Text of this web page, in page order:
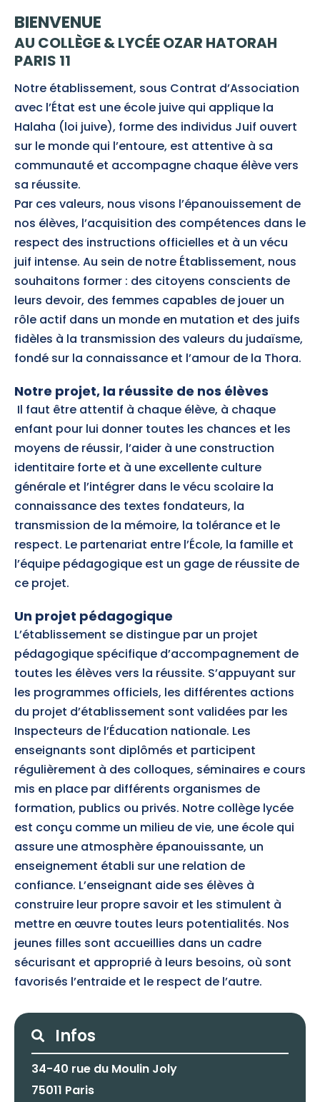
BIENVENUE
AU COLLÈGE & LYCÉE OZAR HATORAH
PARIS 11
Notre établissement, sous Contrat d’Association
avec l’État est une école juive qui applique la
Halaha (loi juive), forme des individus Juif ouvert
sur le monde qui l’entoure, est attentive à sa
communauté et accompagne chaque élève vers
sa réussite.
Par ces valeurs, nous visons l’épanouissement de
nos élèves, l’acquisition des compétences dans le
respect des instructions officielles et à un vécu
juif intense. Au sein de notre Établissement, nous
souhaitons former : des citoyens conscients de
leurs devoir, des femmes capables de jouer un
rôle actif dans un monde en mutation et des juifs
fidèles à la transmission des valeurs du judaïsme,
fondé sur la connaissance et l’amour de la Thora.
Notre projet, la réussite de nos élèves
Il faut être attentif à chaque élève, à chaque
enfant pour lui donner toutes les chances et les
moyens de réussir, l’aider à une construction
identitaire forte et à une excellente culture
générale et l’intégrer dans le vécu scolaire la
connaissance des textes fondateurs, la
transmission de la mémoire, la tolérance et le
respect. Le partenariat entre l’École, la famille et
l’équipe pédagogique est un gage de réussite de
ce projet.
Un projet pédagogique
L’établissement se distingue par un projet
pédagogique spécifique d’accompagnement de
toutes les élèves vers la réussite. S’appuyant sur
les programmes officiels, les différentes actions
du projet d’établissement sont validées par les
Inspecteurs de l’Éducation nationale. Les
enseignants sont diplômés et participent
régulièrement à des colloques, séminaires e cours
mis en place par différents organismes de
formation, publics ou privés. Notre collège lycée
est conçu comme un milieu de vie, une école qui
assure une atmosphère épanouissante, un
enseignement établi sur une relation de
confiance. L’enseignant aide ses élèves à
construire leur propre savoir et les stimulent à
mettre en œuvre toutes leurs potentialités. Nos
jeunes filles sont accueillies dans un cadre
sécurisant et approprié à leurs besoins, où sont
favorisés l’entraide et le respect de l’autre.
Search
Search
34-40 rue du Moulin Joly
75011 Paris